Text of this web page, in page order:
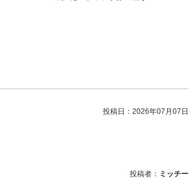
投稿日： 2026年07月07日
投稿者： ミッチー